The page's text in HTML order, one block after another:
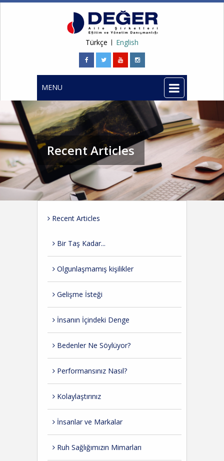
Türkçe English
MENU
Recent Articles
Recent Articles
Bir Taş Kadar...
Olgunlaşmamış kişilikler
Gelişme İsteği
İnsanın İçindeki Denge
Bedenler Ne Söylüyor?
Performansınız Nasıl?
Kolaylaştırınız
İnsanlar ve Markalar
Ruh Sağlığımızın Mimarları